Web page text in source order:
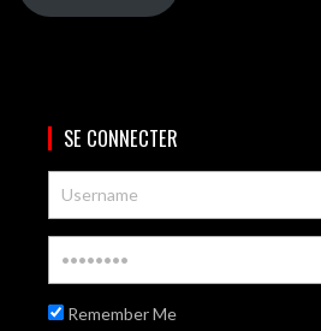
SE CONNECTER
Remember Me